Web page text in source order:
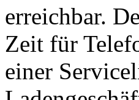
erreichbar.
Zeit für
einer